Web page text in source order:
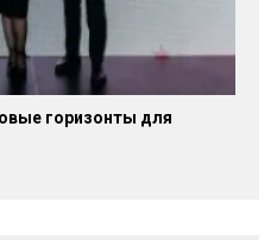
горизонты для